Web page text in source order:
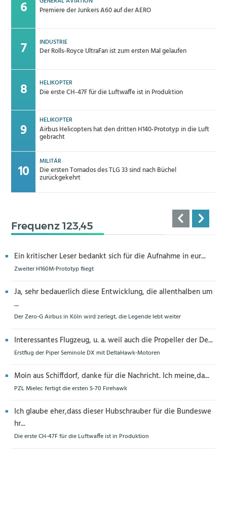
Premiere der Junkers A60 auf der AERO
INDUSTRIE
Der Rolls-Royce UltraFan ist zum ersten Mal gelaufen
HELIKOPTER
Die erste CH-47F für die Luftwaffe ist in Produktion
HELIKOPTER
Airbus Helicopters hat den dritten H140-Prototyp in die Luft
gebracht
MILITÄR
Die ersten Tornados des TLG 33 sind nach Büchel
zurückgekehrt
Frequenz 123,45
Ein kritischer Leser bedankt sich für die Aufnahme in eur...
Zweiter H160M-Prototyp fliegt
Ja, sehr bedauerlich diese Entwicklung, die allenthalben um
...
Der Zero-G Airbus in Köln wird zerlegt, die Legende lebt weiter
Interessantes Flugzeug, u. a. weil auch die Propeller der De...
Erstflug der Piper Seminole DX mit DeltaHawk-Motoren
Moin aus Schiffdorf, danke für die Nachricht. Ich meine,da...
PZL Mielec fertigt die ersten S-70 Firehawk
Ich glaube eher,dass dieser Hubschrauber für die Bundeswe
hr...
Die erste CH-47F für die Luftwaffe ist in Produktion